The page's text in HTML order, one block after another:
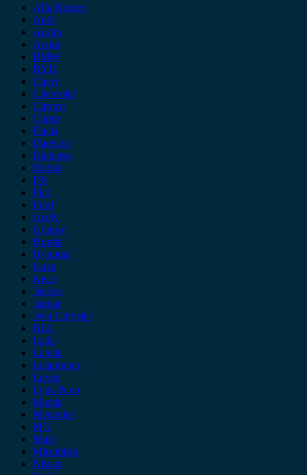
Alfa Romeo
Audi
Austin
Acura
BMW
BYD
Chery
Chevrolet
Citroen
Cupra
Dacia
Daewoo
Daihatsu
Dodge
DS
Fiat
Ford
Geely
Gonow
Honda
Hyundai
Isuzu
iveco
Jaecoo
Jaguar
Jeep Chrysler
KIA
Lada
Lancia
Leapmotor
Lexus
Lynk & co
Mazda
Mercedes
MG
Mini
Mitsubishi
Nissan